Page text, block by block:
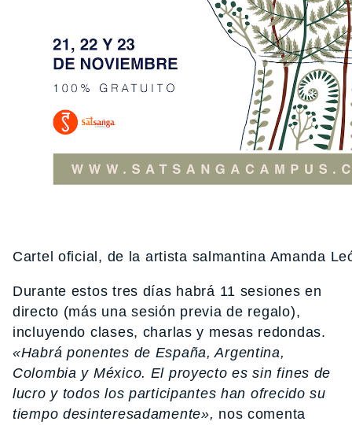
Cartel oficial, de la artista salmantina Amanda
Durante estos tres días habrá 11 sesiones en
directo (más una sesión previa de regalo),
incluyendo clases, charlas y mesas redondas.
«Habrá ponentes de España, Argentina,
Colombia y México. El proyecto es sin fines de
lucro y todos los participantes han ofrecido su
tiempo desinteresadamente», nos comenta